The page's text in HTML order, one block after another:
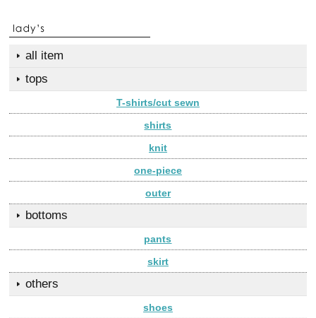
all item
tops
T-shirts/cut sewn
shirts
knit
one-piece
outer
bottoms
pants
skirt
others
shoes